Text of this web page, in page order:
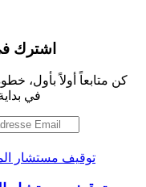
اشترك
كن متابعاً أولاً بأول،
في
توقيف مستشار